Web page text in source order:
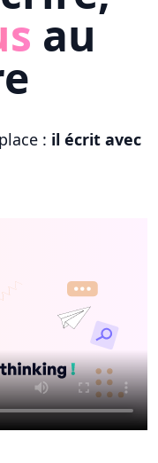
au
: il écrit avec